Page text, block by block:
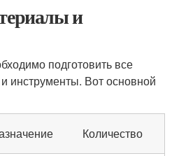
и
подготовить все
инструменты. Вот основной
Количество